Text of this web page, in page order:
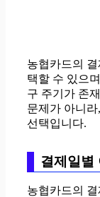
농협카드의
택할 수 있으
구 주기가 존
문제가 아니
선택입니다.
결제일별
농협카드의